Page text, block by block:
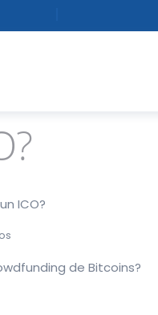
ICO?
de Bitcoins?